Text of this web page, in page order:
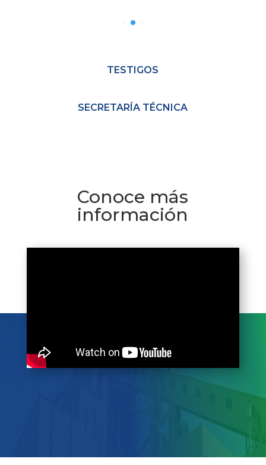
TESTIGOS
SECRETARÍA TÉCNICA
Conoce más
información